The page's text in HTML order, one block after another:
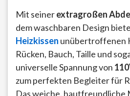
Mit seinerextragroßen
dem waschbaren Design
Heizkissen unübertroffenen
Rücken, Bauch, Taille und
universelle Spannung von
zum perfekten Begleiter für
Das weiche, hautfreundliche